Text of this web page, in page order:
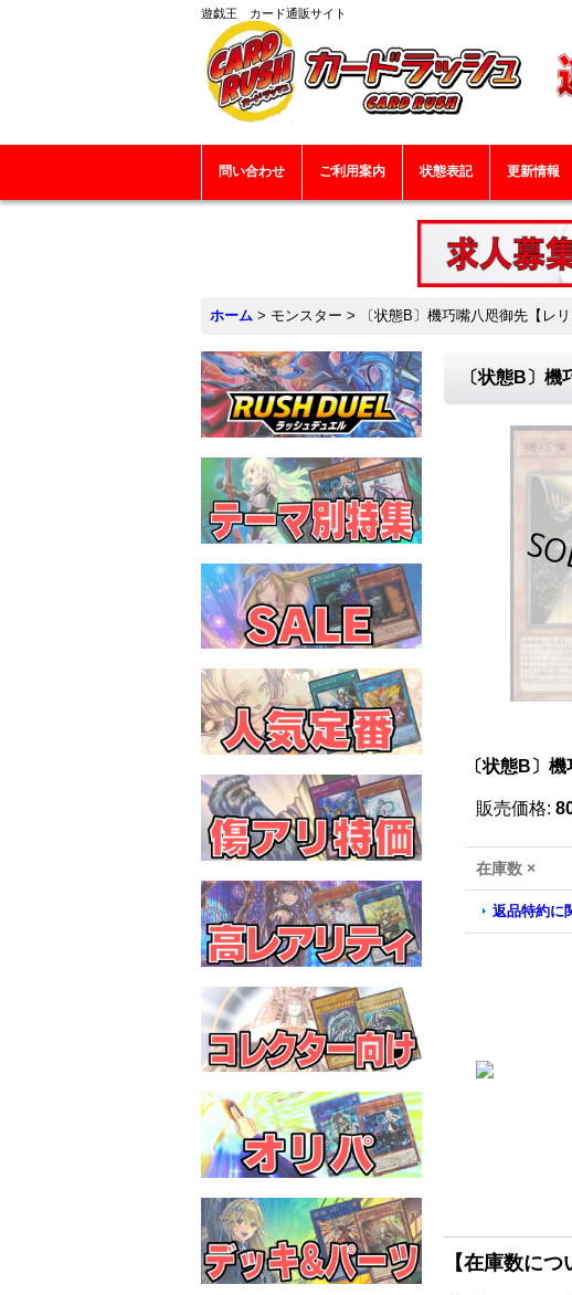
遊戯王 カード通販サイト
問い合わせ ご利用案内 状態表記 更新情報
ホーム > モンスター > 〔状態B〕機巧嘴八咫御先【レ
〔状態B〕
〔状態B〕
販売価格:
在庫数 ×
返品特約に
【在庫数につ